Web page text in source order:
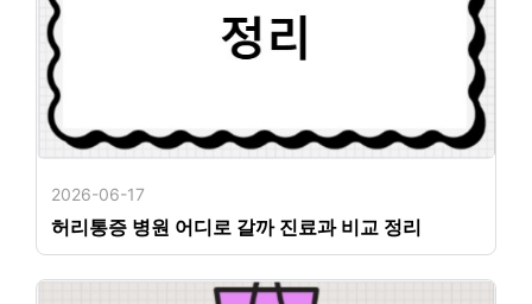
2026-06-17
허리통증 병원 어디로 갈까 진료과 비교 정리